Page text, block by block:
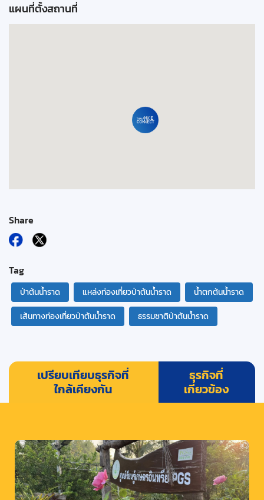
แผนที่ตั้งสถานที่
Share
Tag
ป่าต้นน้ำราด แหล่งท่องเที่ยวป่าต้นน้ำราด
น้ำตกต้นน้ำราด
เส้นทางท่องเที่ยวป่าต้นน้ำราด
ธรรมชาติป่าต้นน้ำราด
เปรียบเทียบธุรกิจที่
ใกล้เคียงกัน
ธุรกิจที่
เกี่ยวข้อง